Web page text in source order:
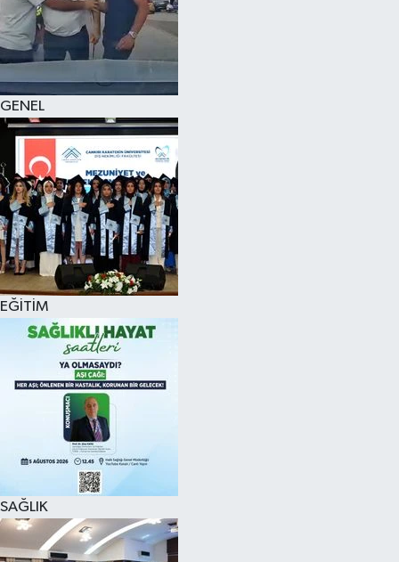
GENEL
EĞİTİM
SAĞLIK
KÜLTÜR SANAT
SAĞLIK
SİYASET
SPOR
TEKNOLOJİ
VİZYONDAKİLER
YAŞAM